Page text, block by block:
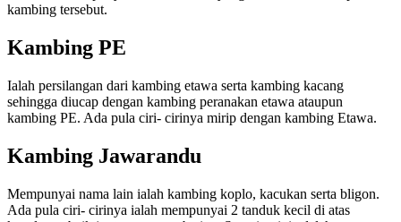
kambing tersebut.
Kambing PE
Ialah persilangan dari kambing etawa serta kambing kacang
sehingga diucap dengan kambing peranakan etawa ataupun
kambing PE. Ada pula ciri- cirinya mirip dengan kambing Etawa.
Kambing Jawarandu
Mempunyai nama lain ialah kambing koplo, kacukan serta bligon.
Ada pula ciri- cirinya ialah mempunyai 2 tanduk kecil di atas